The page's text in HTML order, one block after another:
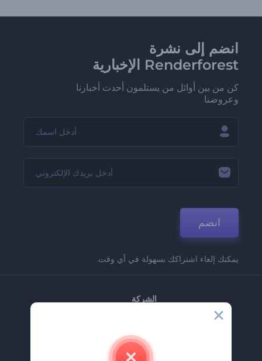
انضم إلى نشرة
Renderforest الإخبارية
كن من بين أوائل من يستلمون أحدث أخبارنا
وعروضنا
انضم
يمكنك إلغاء اشتراكك بسهولة في أي وقت.
الشركة
اتصل بنا
وظائف